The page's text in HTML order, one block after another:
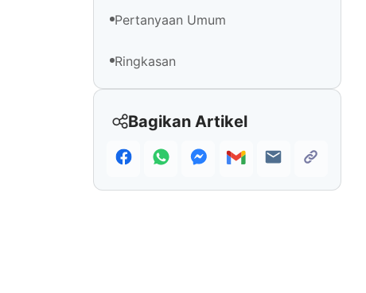
Pertanyaan Umum
Ringkasan
Bagikan Artikel